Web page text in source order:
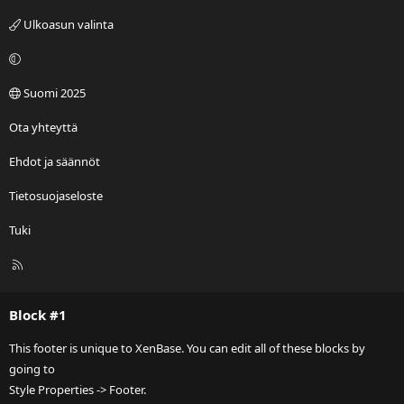
Ulkoasun valinta
Suomi 2025
Ota yhteyttä
Ehdot ja säännöt
Tietosuojaseloste
Tuki
R
Block #1
This footer is unique to XenBase. You can edit all of these blocks by
going to
Style Properties -> Footer.